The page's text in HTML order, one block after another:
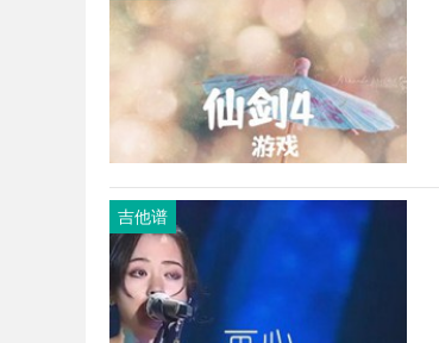
吉他谱